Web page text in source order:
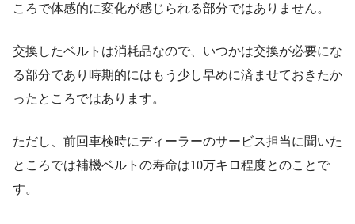
ころで体感的に変化が感じられる部分ではありません。
交換したベルトは消耗品なので、いつかは交換が必要にな
る部分であり時期的にはもう少し早めに済ませておきたか
ったところではあります。
ただし、前回車検時にディーラーのサービス担当に聞いた
ところでは補機ベルトの寿命は10万キロ程度とのことで
す。